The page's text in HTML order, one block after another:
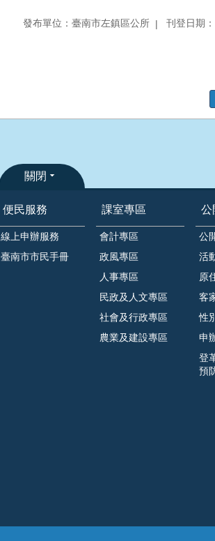
發布單位：臺南市左鎮區公所 刊登日期
關閉
便民服務
線上申辦服務
臺南市市民手冊
課室專區
會計專區
政風專區
人事專區
民政及人文專區
社會及行政專區
農業及建設專區
公
公
活
原
客
性
申
登
預